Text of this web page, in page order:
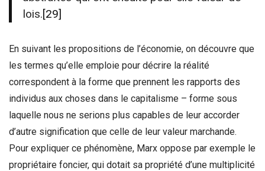
lois.[29]
En suivant les propositions de l’économie, on découvre que
les termes qu’elle emploie pour décrire la réalité
correspondent à la forme que prennent les rapports des
individus aux choses dans le capitalisme – forme sous
laquelle nous ne serions plus capables de leur accorder
d’autre signification que celle de leur valeur marchande.
Pour expliquer ce phénomène, Marx oppose par exemple le
propriétaire foncier, qui dotait sa propriété d’une multiplicité